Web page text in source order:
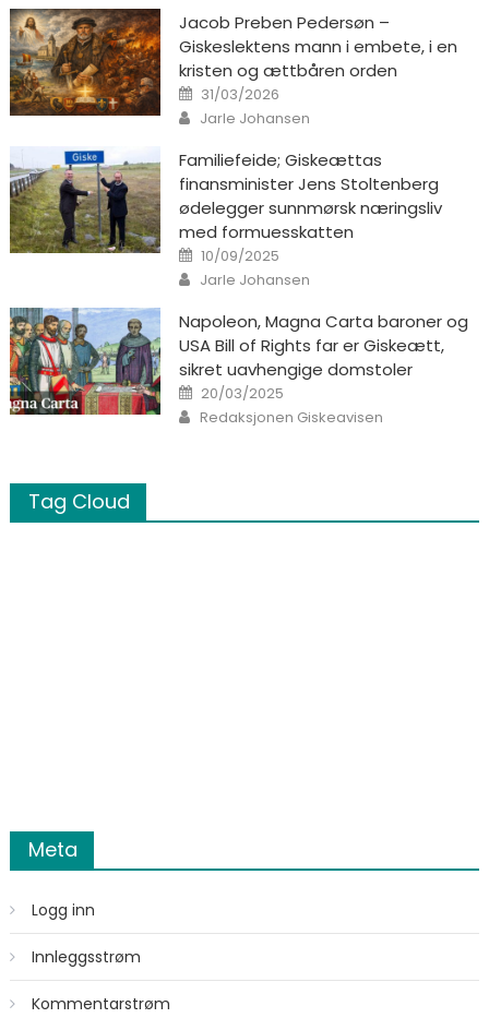
Jacob Preben Pedersøn –
Giskeslektens mann i embete, i en
kristen og ættbåren orden
Posted on
31/03/2026
Author
Jarle Johansen
Familiefeide; Giskeættas
finansminister Jens Stoltenberg
ødelegger sunnmørsk næringsliv
med formuesskatten
Posted on
10/09/2025
Author
Jarle Johansen
Napoleon, Magna Carta baroner og
USA Bill of Rights far er Giskeætt,
sikret uavhengige domstoler
Posted on
20/03/2025
Author
Redaksjonen Giskeavisen
Tag Cloud
Meta
Logg inn
Innleggsstrøm
Kommentarstrøm